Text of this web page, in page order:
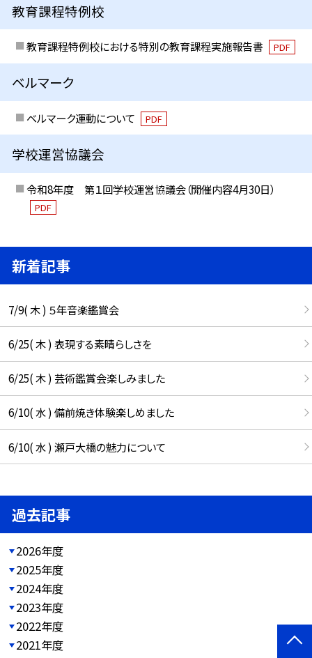
教育課程特例校
教育課程特例校における特別の教育課程実施報告書 PDF
ベルマーク
ベルマーク運動について PDF
学校運営協議会
令和8年度 第１回学校運営協議会（開催内容4月30日）
PDF
新着記事
7/9( 木 ) ５年音楽鑑賞会
6/25( 木 ) 表現する素晴らしさを
6/25( 木 ) 芸術鑑賞会楽しみました
6/10( 水 ) 備前焼き体験楽しめました
6/10( 水 ) 瀬戸大橋の魅力について
過去記事
2026年度
2025年度
2024年度
2023年度
2022年度
2021年度